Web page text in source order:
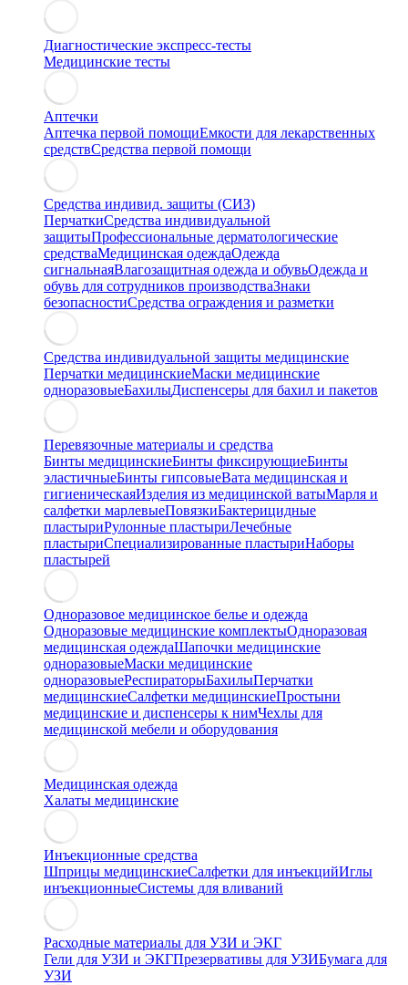
Диагностические экспресс-тесты
Медицинские тесты
Аптечки
Аптечка первой помощиЕмкости для лекарственных
средствСредства первой помощи
Средства индивид. защиты (СИЗ)
ПерчаткиСредства индивидуальной
защитыПрофессиональные дерматологические
средстваМедицинская одеждаОдежда
сигнальнаяВлагозащитная одежда и обувьОдежда и
обувь для сотрудников производстваЗнаки
безопасностиСредства ограждения и разметки
Средства индивидуальной защиты медицинские
Перчатки медицинскиеМаски медицинские
одноразовыеБахилыДиспенсеры для бахил и пакетов
Перевязочные материалы и средства
Бинты медицинскиеБинты фиксирующиеБинты
эластичныеБинты гипсовыеВата медицинская и
гигиеническаяИзделия из медицинской ватыМарля и
салфетки марлевыеПовязкиБактерицидные
пластыриРулонные пластыриЛечебные
пластыриСпециализированные пластыриНаборы
пластырей
Одноразовое медицинское белье и одежда
Одноразовые медицинские комплектыОдноразовая
медицинская одеждаШапочки медицинские
одноразовыеМаски медицинские
одноразовыеРеспираторыБахилыПерчатки
медицинскиеСалфетки медицинскиеПростыни
медицинские и диспенсеры к нимЧехлы для
медицинской мебели и оборудования
Медицинская одежда
Халаты медицинские
Инъекционные средства
Шприцы медицинскиеСалфетки для инъекцийИглы
инъекционныеСистемы для вливаний
Расходные материалы для УЗИ и ЭКГ
Гели для УЗИ и ЭКГПрезервативы для УЗИБумага для
УЗИ